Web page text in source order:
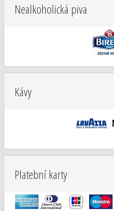
Nealkoholická piva
Kávy
Platební karty